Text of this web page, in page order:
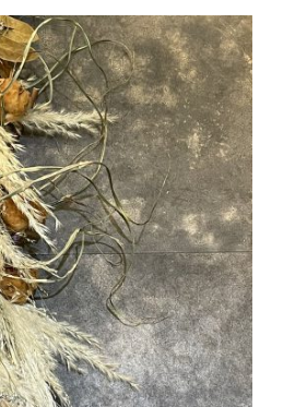
ドライフラワー